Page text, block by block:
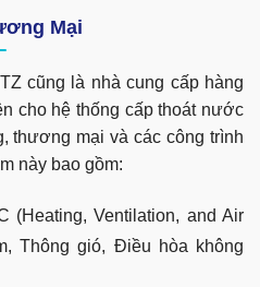
Mại
cũng là nhà cung cấp hàng
cho hệ thống cấp thoát nước
thương mại và các công trình
này bao gồm:
(Heating, Ventilation, and Air
Thông gió, Điều hòa không